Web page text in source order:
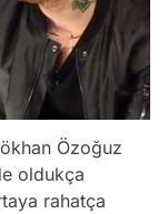
Özoğuz
oldukça
rahatça